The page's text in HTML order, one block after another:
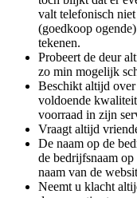
valt telefonisch
(goedkoop
tekenen.
Probeert de deur
zo min mogelijk
Beschikt altijd over
voldoende
voorraad in zijn
Vraagt altijd
De naam op de
de bedrijfsnaam
naam van de
Neemt u klacht